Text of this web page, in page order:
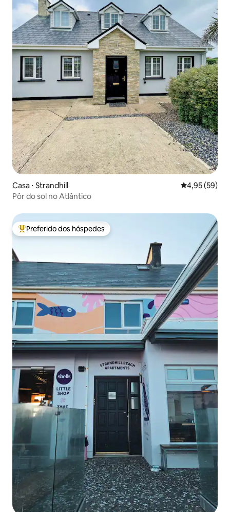
Casa ⋅ Strandhill 4,95 de uma
4,95 (59)
Pôr do sol no Atlântico
Entre os melhores preferidos dos hóspedes
Preferido dos hóspedes